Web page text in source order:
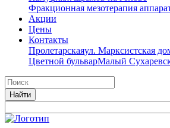
Фракционная мезотерапия
Акции
Цены
Контакты
Пролетарскаяул. Марксистская
Цветной бульварМалый